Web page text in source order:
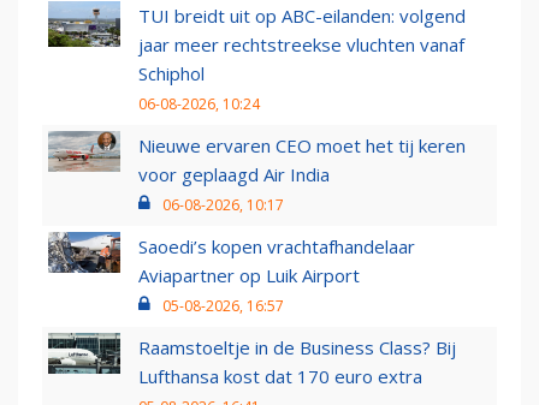
TUI breidt uit op ABC-eilanden: volgend
jaar meer rechtstreekse vluchten vanaf
Schiphol
06-08-2026, 10:24
Nieuwe ervaren CEO moet het tij keren
voor geplaagd Air India
06-08-2026, 10:17
Saoedi’s kopen vrachtafhandelaar
Aviapartner op Luik Airport
05-08-2026, 16:57
Raamstoeltje in de Business Class? Bij
Lufthansa kost dat 170 euro extra